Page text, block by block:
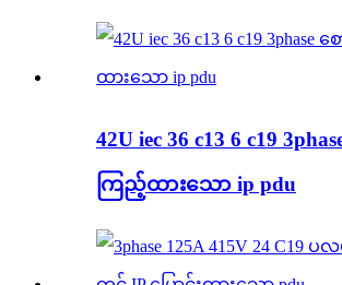
42U iec 36 c13 6 c19
ကြည့်ထားသော ip pdu